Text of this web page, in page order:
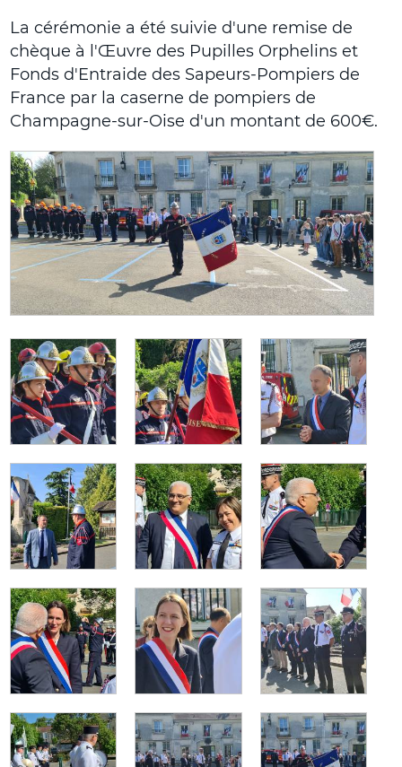
La cérémonie a été suivie d'une remise de
chèque à l'Œuvre des Pupilles Orphelins et
Fonds d'Entraide des Sapeurs-Pompiers de
France par la caserne de pompiers de
Champagne-sur-Oise d'un montant de 600€.